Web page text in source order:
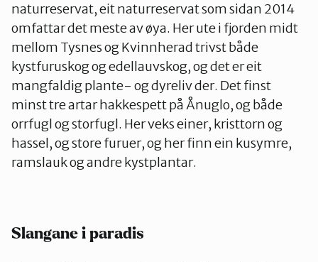
naturreservat, eit naturreservat som sidan 2014
omfattar det meste av øya. Her ute i fjorden midt
mellom Tysnes og Kvinnherad trivst både
kystfuruskog og edellauvskog, og det er eit
mangfaldig plante- og dyreliv der. Det finst
minst tre artar hakkespett på Ånuglo, og både
orrfugl og storfugl. Her veks einer, kristtorn og
hassel, og store furuer, og her finn ein kusymre,
ramslauk og andre kystplantar.
Slangane i paradis